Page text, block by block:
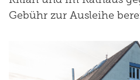
Gebühr zur Ausleihe